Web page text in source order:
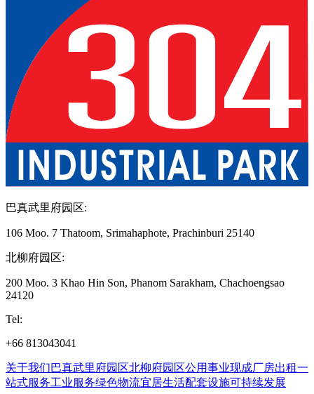
巴真武里府园区:
106 Moo. 7 Thatoom, Srimahaphote, Prachinburi 25140
北柳府园区:
200 Moo. 3 Khao Hin Son, Phanom Sarakham, Chachoengsao
24120
Tel:
+66 813043041
关于我们巴真武里府园区北柳府园区公用事业现成厂房出租一
站式服务工业服务绿色物流宜居生活配套设施可持续发展